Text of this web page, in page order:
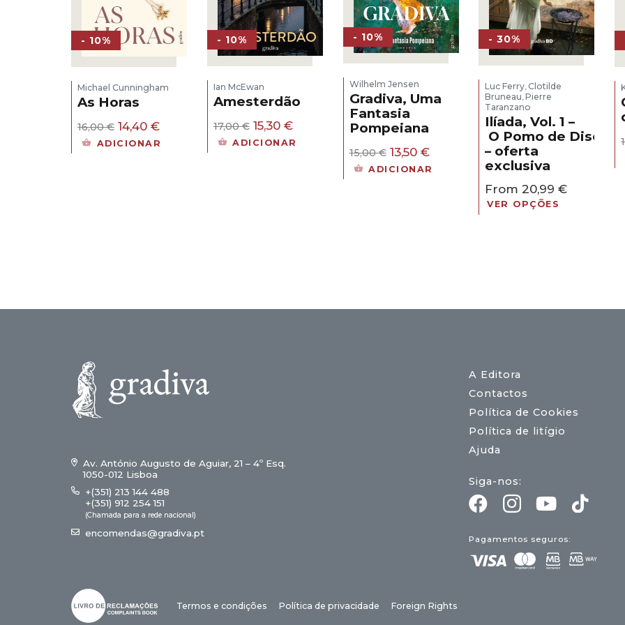
- 10%
Michael Cunningham
As Horas
16,00€ O
preço
14,40 €O
preço
ADICIONAR
- 10%
Ian McEwan
Amesterdão
17,00€ O
preço
15,30 €O
preço
ADICIONAR
- 10%
Wilhelm Jensen
Gradiva, Uma
Fantasia
Pompeiana
15,00€ O
preço
13,50 €O
preço
ADICIONAR
- 30%
Luc Ferry,Clotilde
Bruneau,Pierre
Taranzano
Ilíada, Vol. 1 –
O Pomo de
– oferta
exclusiva
From20,99€
VER OPÇÕES
Av. António Augusto de Aguiar, 21 – 4º Esq.
1050-012 Lisboa
+(351) 213 144 488
+(351) 912 254 151
(Chamada para a rede nacional)
encomendas@gradiva.pt
A Editora
Contactos
Política de Cookies
Política de litígio
Ajuda
Siga-nos:
Pagamentos seguros:
Termos e condições Política de privacidade Foreign Rights